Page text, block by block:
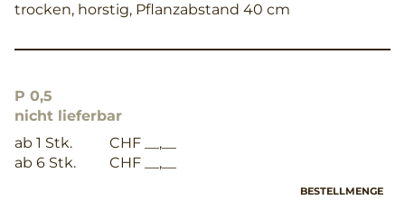
trocken, horstig, Pflanzabstand 40 cm
P 0,5
nicht lieferbar
ab 1 Stk.
CHF __,__
ab 6 Stk.
CHF __,__
BESTELLMENGE